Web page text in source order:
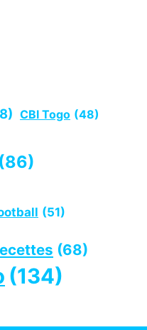
CBI Togo (48)
(86)
(51)
(68)
(134)